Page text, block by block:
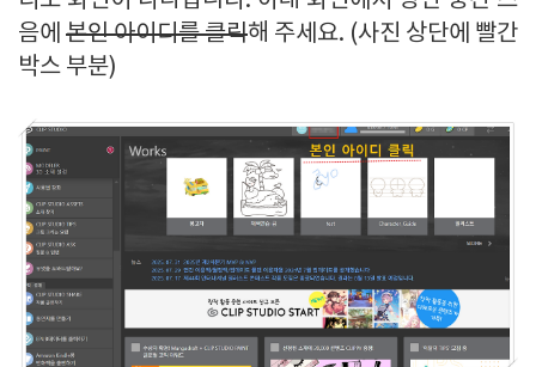
음에 본인 아이디를 클릭해 주세요. (사진 상단에 빨간
박스 부분)